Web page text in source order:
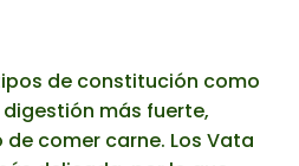
de constitución como
más fuerte,
comer carne. Los Vata